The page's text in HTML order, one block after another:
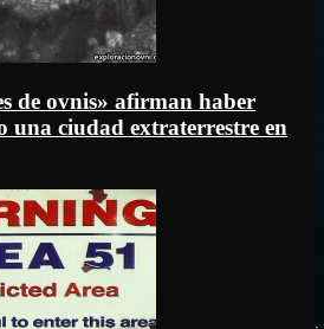
de ovnis» afirman haber
una ciudad extraterrestre en